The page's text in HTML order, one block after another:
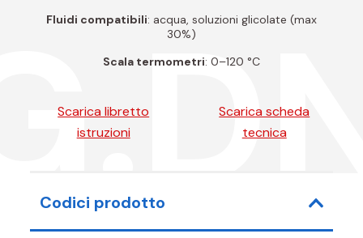
Fluidi compatibili: acqua, soluzioni glicolate (max
30%)
Scala termometri: 0–120 °C
Scarica libretto
istruzioni
Scarica scheda
tecnica
Codici prodotto